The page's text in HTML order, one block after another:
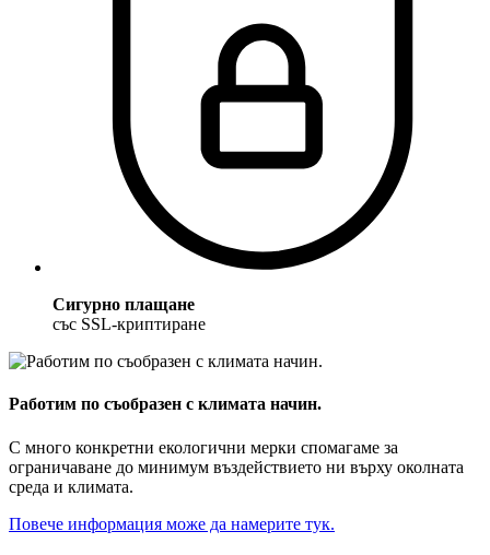
Сигурно плащане
със SSL-криптиране
Работим по съобразен с климата начин.
С много конкретни екологични мерки спомагаме за
ограничаване до минимум въздействието ни върху околната
среда и климата.
Повече информация може да намерите тук.